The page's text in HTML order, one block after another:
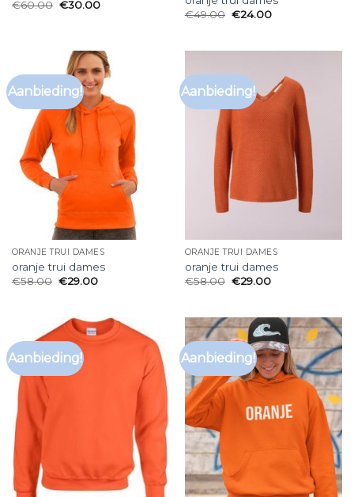
€60.00 €30.00
€49.00 €24.00
Aanbieding!
ORANJE TRUI DAMES
oranje trui dames
€58.00 €29.00
Aanbieding!
ORANJE TRUI DAMES
oranje trui dames
€58.00 €29.00
Aanbieding! Aanbieding!